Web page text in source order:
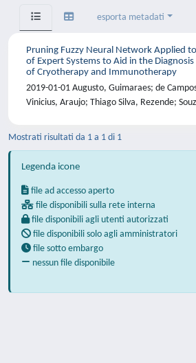
esporta metadati
Pruning Fuzzy Neural Network Applied
of Expert Systems to Aid in the
of Cryotherapy and Immunotherapy
2019-01-01 Augusto, Guimaraes; de
Vinicius, Araujo; Thiago Silva, Rezende;
Mostrati risultati da 1 a 1 di 1
Legenda icone
file ad accesso aperto
file disponibili sulla rete interna
file disponibili agli utenti autorizzati
file disponibili solo agli amministratori
file sotto embargo
nessun file disponibile